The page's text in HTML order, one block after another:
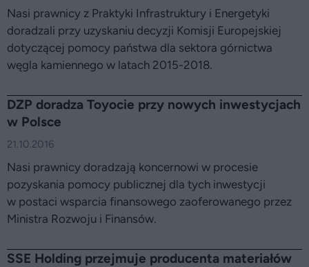
Nasi prawnicy z Praktyki Infrastruktury i Energetyki
doradzali przy uzyskaniu decyzji Komisji Europejskiej
dotyczącej pomocy państwa dla sektora górnictwa
węgla kamiennego w latach 2015-2018.
DZP doradza Toyocie przy nowych inwestycjach
w Polsce
21.10.2016
Nasi prawnicy doradzają koncernowi w procesie
pozyskania pomocy publicznej dla tych inwestycji
w postaci wsparcia finansowego zaoferowanego przez
Ministra Rozwoju i Finansów.
SSE Holding przejmuje producenta materiałów